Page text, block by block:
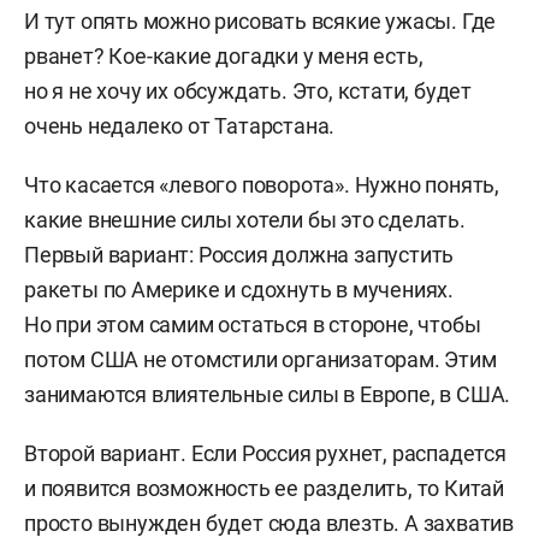
И тут опять можно рисовать всякие ужасы. Где
рванет? Кое-какие догадки у меня есть,
но я не хочу их обсуждать. Это, кстати, будет
очень недалеко от Татарстана.
Что касается «левого поворота». Нужно понять,
какие внешние силы хотели бы это сделать.
Первый вариант: Россия должна запустить
ракеты по Америке и сдохнуть в мучениях.
Но при этом самим остаться в стороне, чтобы
потом США не отомстили организаторам. Этим
занимаются влиятельные силы в Европе, в США.
Второй вариант. Если Россия рухнет, распадется
и появится возможность ее разделить, то Китай
просто вынужден будет сюда влезть. А захватив